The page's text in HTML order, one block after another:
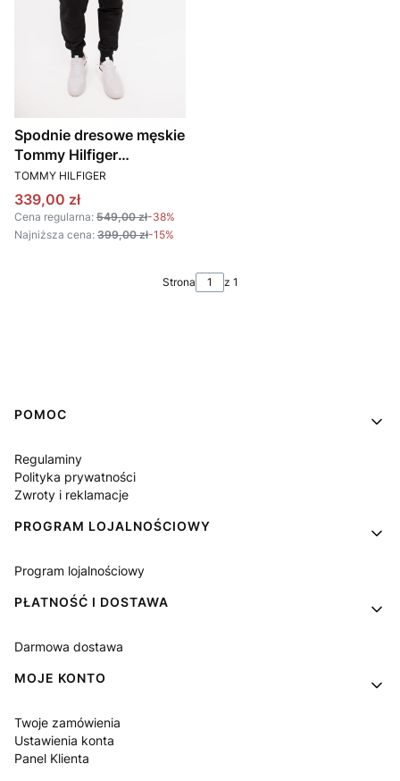
Spodnie dresowe męskie
Tommy Hilfiger
PRODUCENT
TOMMY HILFIGER
Cena promocyjna
339,00 zł
Cena regularna: 549,00 zł-38%
Najniższa cena: 399,00 zł-15%
Strona z 1
Linki w stopce
POMOC
Regulaminy
Polityka prywatności
Zwroty i reklamacje
PROGRAM LOJALNOŚCIOWY
Program lojalnościowy
PŁATNOŚĆ I DOSTAWA
Darmowa dostawa
MOJE KONTO
Twoje zamówienia
Ustawienia konta
Panel Klienta